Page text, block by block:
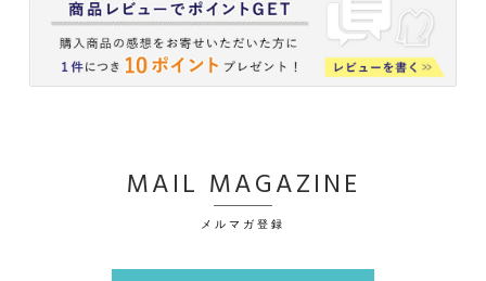
MAIL MAGAZINE
メルマガ登録